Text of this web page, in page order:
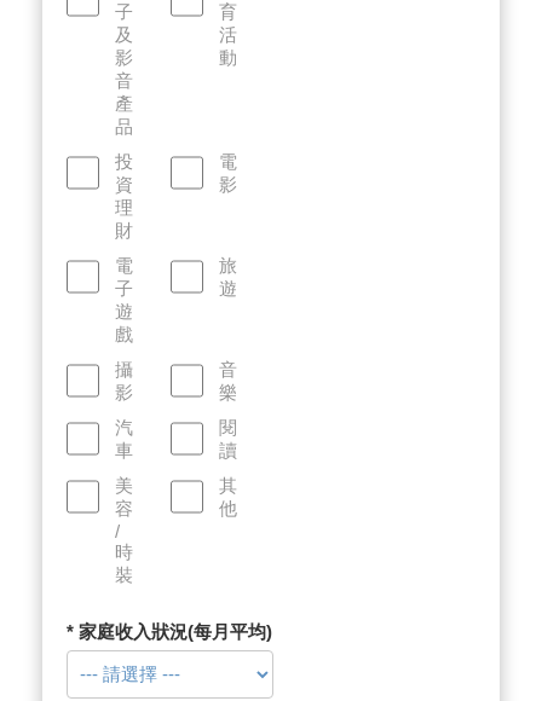
子
及
影
音
產
品
育
活
動
投
資
理
財
電
影
電
子
遊
戲
旅
遊
攝
影
音
樂
汽
車
閱
讀
美
容
/
時
裝
其
他
* 家庭收入狀況(每月平均)